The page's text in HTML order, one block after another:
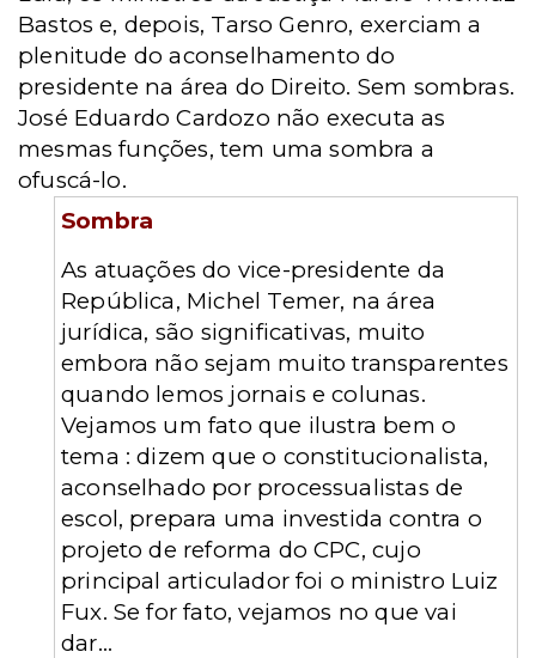
Bastos e, depois, Tarso Genro, exerciam a
plenitude do aconselhamento do
presidente na área do Direito. Sem sombras.
José Eduardo Cardozo não executa as
mesmas funções, tem uma sombra a
ofuscá-lo.
Sombra
As atuações do vice-presidente da
República, Michel Temer, na área
jurídica, são significativas, muito
embora não sejam muito transparentes
quando lemos jornais e colunas.
Vejamos um fato que ilustra bem o
tema : dizem que o constitucionalista,
aconselhado por processualistas de
escol, prepara uma investida contra o
projeto de reforma do CPC, cujo
principal articulador foi o ministro Luiz
Fux. Se for fato, vejamos no que vai
dar...